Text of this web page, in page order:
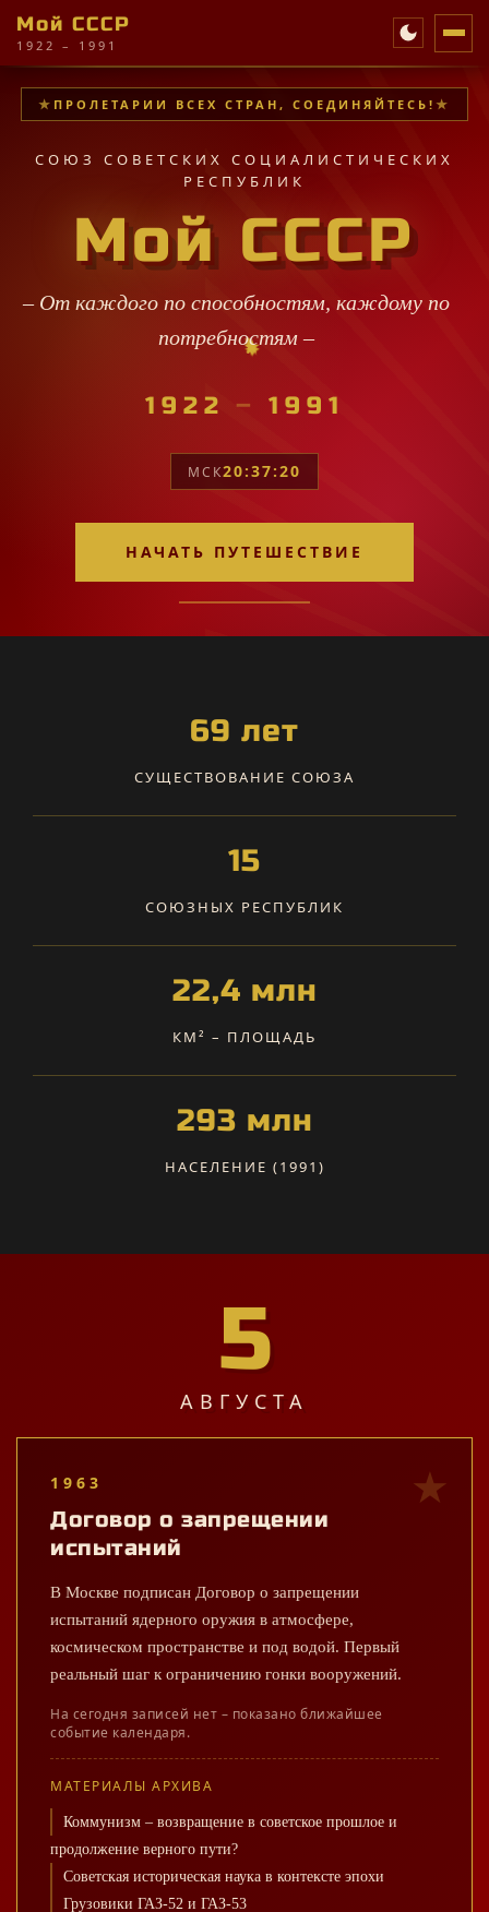
Мой СССР
1922 – 1991
★
✦
·
★
··✧
★
✧
✧
·
✧
✧
✧
★
✦
★
✦
✧
★
✦
★
✧
·★
✧
✦
·
✦
★
ПРОЛЕТАРИИ ВСЕХ СТРАН, СОЕДИНЯЙТЕСЬ!
СОЮЗ СОВЕТСКИХ СОЦИАЛИСТИЧЕСКИХ
РЕСПУБЛИК
Мой СССР
– От каждого по способностям, каждому по
пот
1922 – 1991
МСК20:37:22
НАЧАТЬ ПУТЕШЕСТВИЕ
69 лет
СУЩЕСТВОВАНИЕ СОЮЗА
15
СОЮЗНЫХ РЕСПУБЛИК
22,4 млн
КМ² – ПЛОЩАДЬ
293 млн
НАСЕЛЕНИЕ (1991)
5
АВГУСТА
1963
Договор о запрещении
испытаний
В Москве подписан Договор о запрещении
испытаний ядерного оружия в атмосфере,
космическом пространстве и под водой. Первый
реальный шаг к ограничению гонки вооружений.
На сегодня записей нет – показано ближайшее
событие календаря.
МАТЕРИАЛЫ АРХИВА
Коммунизм – возвращение в советское прошлое и
продолжение верного пути?
Советская историческая наука в контексте эпохи
Грузовики ГАЗ-52 и ГАЗ-53